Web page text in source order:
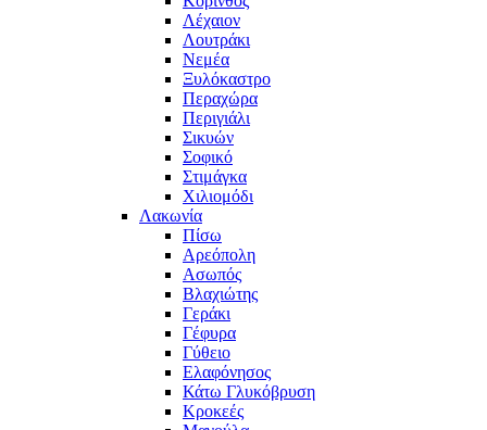
Λέχαιον
Λουτράκι
Νεμέα
Ξυλόκαστρο
Περαχώρα
Περιγιάλι
Σικυών
Σοφικό
Στιμάγκα
Χιλιομόδι
Λακωνία
Πίσω
Αρεόπολη
Ασωπός
Βλαχιώτης
Γεράκι
Γέφυρα
Γύθειο
Ελαφόνησος
Κάτω Γλυκόβρυση
Κροκεές